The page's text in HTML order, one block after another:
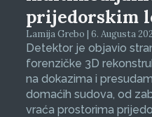
prijedorskim
Lamija Grebo | 6. Augusta
Detektor je objavio
forenzičke 3D
na dokazima i
domaćih sudova, od
vraća prostorima